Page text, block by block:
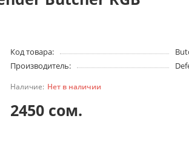
Код товара:
Производитель:
Нет в наличии
2450 сом.